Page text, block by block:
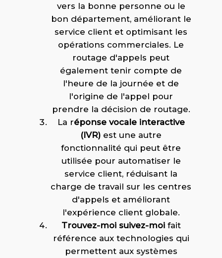
vers la bonne personne ou le
bon département, améliorant le
service client et optimisant les
opérations commerciales. Le
routage d'appels peut
également tenir compte de
l'heure de la journée et de
l'origine de l'appel pour
prendre la décision de routage.
La réponse vocale interactive
(IVR) est une autre
fonctionnalité qui peut être
utilisée pour automatiser le
service client, réduisant la
charge de travail sur les centres
d'appels et améliorant
l'expérience client globale.
Trouvez-moi suivez-moi fait
référence aux technologies qui
permettent aux systèmes